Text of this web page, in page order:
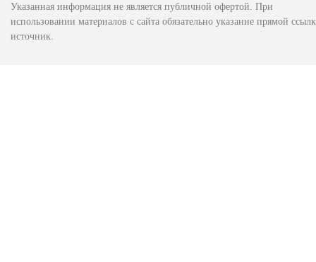
Указанная информация не является публичной офертой. При
использовании материалов с сайта обязательно указание прямой
источник.